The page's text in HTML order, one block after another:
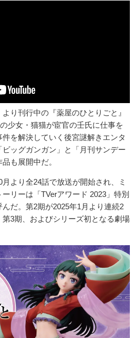
り刊行中の『薬屋のひとりごと』
少女・猫猫が宦官の壬氏に仕事を
を解決していく後宮謎解きエンタ
ッグガンガン」と「月刊サンデー
も展開中だ。
より全24話で放送が開始され、ミ
リーは「TVerアワード 2023」特別
だ。第2期が2025年1月より連続2
3期、およびシリーズ初となる劇場